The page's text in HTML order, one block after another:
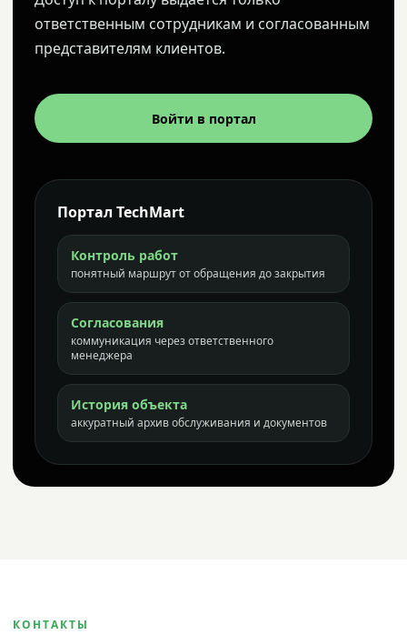
ответственным сотрудникам и согласованным
представителям клиентов.
Войти в портал
Портал TechMart
Контроль работ
понятный маршрут от обращения до закрытия
Согласования
коммуникация через ответственного
менеджера
История объекта
аккуратный архив обслуживания и документов
КОНТАКТЫ